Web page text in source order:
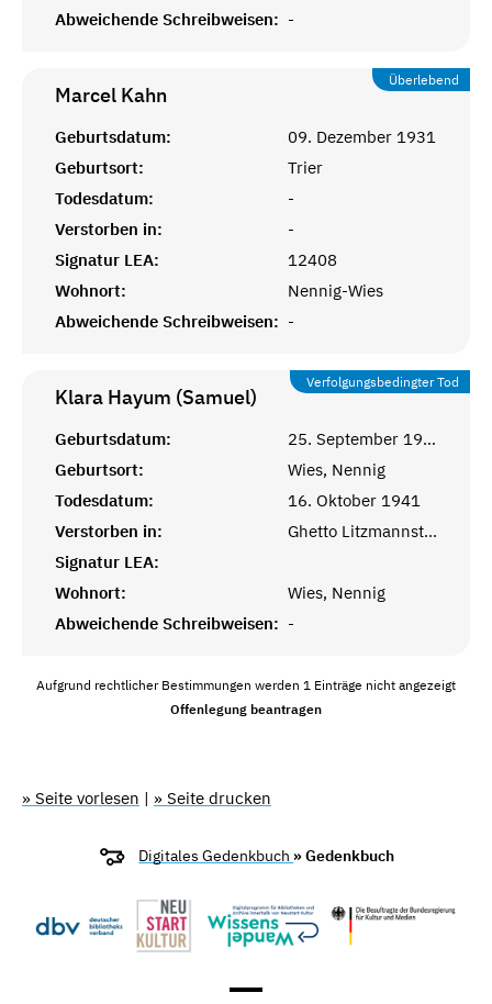
Abweichende Schreibweisen: -
Überlebend
Marcel Kahn
Geburtsdatum:
09. Dezember 1931
Geburtsort:
Trier
Todesdatum:
-
Verstorben in:
-
Signatur LEA:
12408
Wohnort:
Nennig-Wies
Abweichende Schreibweisen: -
Verfolgungsbedingter Tod
Klara Hayum (Samuel)
Geburtsdatum:
25. September 1900
Geburtsort:
Wies, Nennig
Todesdatum:
16. Oktober 1941
Verstorben in:
Ghetto Litzmannstadt
Signatur LEA:
Wohnort:
Wies, Nennig
Abweichende Schreibweisen: -
Aufgrund rechtlicher Bestimmungen werden 1 Einträge nicht angezeigt
Offenlegung beantragen
» Seite vorlesen | » Seite drucken
Digitales Gedenkbuch » Gedenkbuch